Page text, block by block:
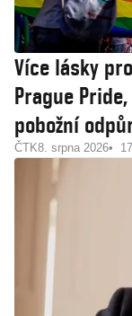
Více lásky
Prague
pobožní
ČTK8. srpna 2026